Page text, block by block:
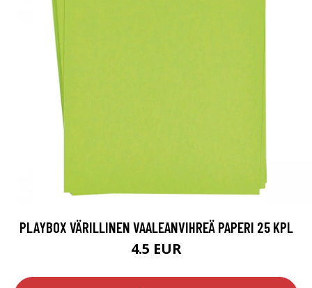
PLAYBOX VÄRILLINEN VAALEANVIHREÄ PAPERI 25 KPL
4.5 EUR